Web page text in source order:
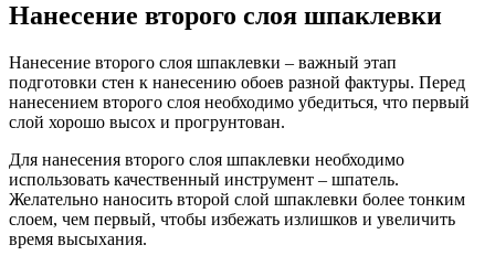
Нанесение второго слоя шпаклевки
Нанесение второго слоя шпаклевки – важный этап
подготовки стен к нанесению обоев разной фактуры. Перед
нанесением второго слоя необходимо убедиться, что первый
слой хорошо высох и прогрунтован.
Для нанесения второго слоя шпаклевки необходимо
использовать качественный инструмент – шпатель.
Желательно наносить второй слой шпаклевки более тонким
слоем, чем первый, чтобы избежать излишков и увеличить
время высыхания.